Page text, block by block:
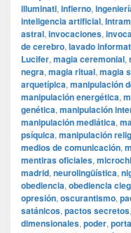
illuminati, infierno,
inteligencia artificial,
astral, invocaciones,
de cerebro, lavado
Lucifer, magia ceremonial,
negra, magia ritual, magia
arquetípica, manipulación
manipulación energética,
genética, manipulación
manipulación mediática,
psíquica, manipulación
medios de comunicación,
mentiras oficiales,
madrid, neurolingüística,
obediencia, obediencia
opresión, oscurantismo,
satánicos, pactos secretos,
dimensionales, poder,